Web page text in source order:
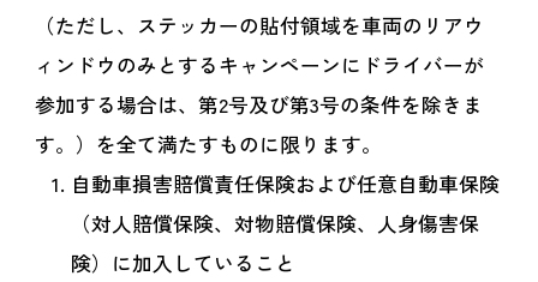
（ただし、ステッカーの貼付領域を車両のリアウ
ィンドウのみとするキャンペーンにドライバーが
参加する場合は、第2号及び第3号の条件を除きま
す。）を全て満たすものに限ります。
自動車損害賠償責任保険および任意自動車保険
（対人賠償保険、対物賠償保険、人身傷害保
険）に加入していること